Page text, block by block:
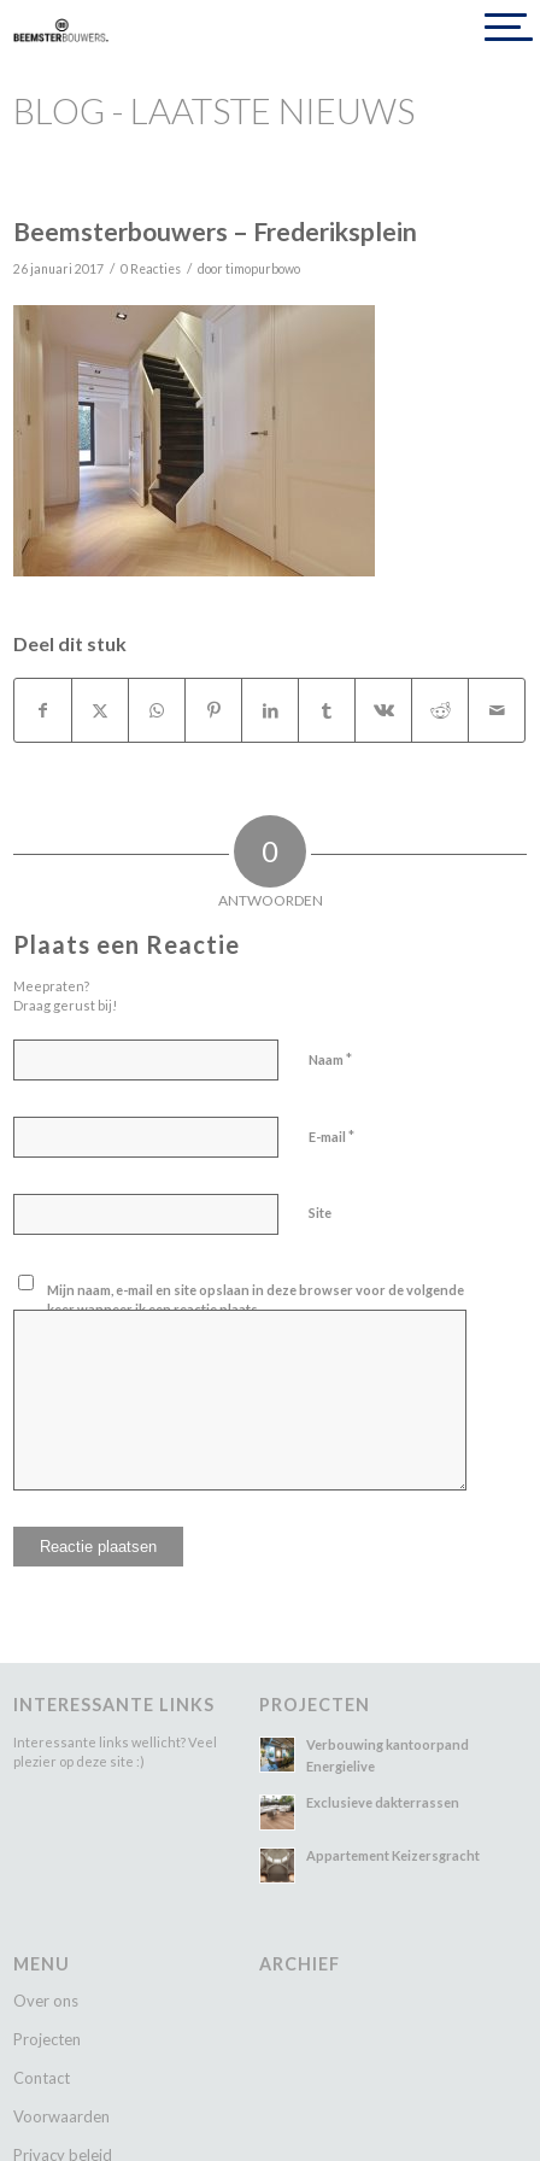
BLOG - LAATSTE NIEUWS
Beemsterbouwers – Frederiksplein
26 januari 2017 / 0 Reacties / doortimopurbowo
Deel dit stuk
0
ANTWOORDEN
Plaats een Reactie
Meepraten?
Draag gerust bij!
Naam*
E-mail*
Site
Mijn naam, e-mail en site opslaan in deze browser voor de volgende
keer wanneer ik een reactie plaats.
INTERESSANTE LINKS
Interessante links wellicht? Veel
plezier op deze site :)
PROJECTEN
Verbouwing kantoorpand
Energielive
Exclusieve dakterrassen
Appartement Keizersgracht
MENU
Over ons
Projecten
Contact
Voorwaarden
Privacy beleid
ARCHIEF